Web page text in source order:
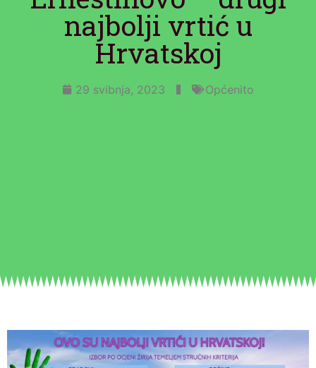
najbolji vrtić u
Hrvatskoj
29 svibnja, 2023 Općenito